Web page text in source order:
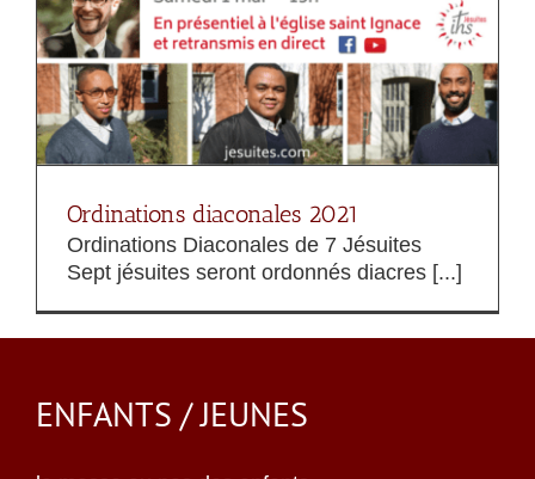
Ordinations diaconales 2021
Ordinations Diaconales de 7 Jésuites
Sept jésuites seront ordonnés diacres [...]
ENFANTS / JEUNES